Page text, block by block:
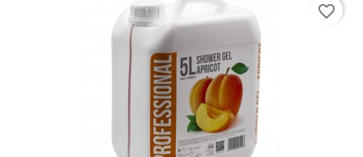
favorite_border